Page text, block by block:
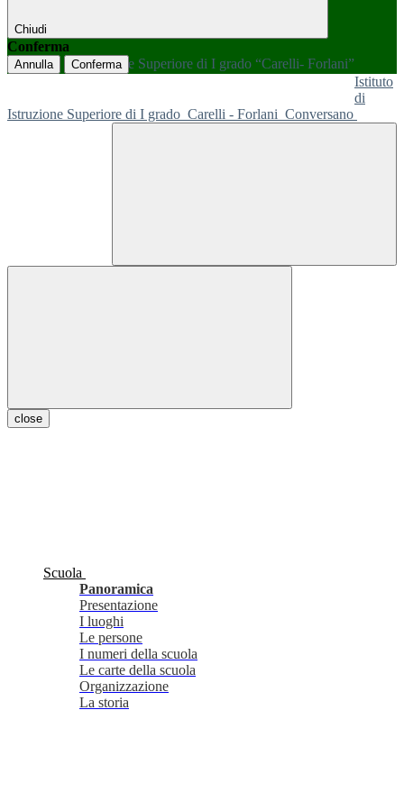
Chiudi
Conferma
Annulla Conferma
Istituto
di
Istruzione Superiore di I grado Carelli - Forlani Conversano
close
Scuola
Panoramica
Presentazione
I luoghi
Le persone
I numeri della scuola
Le carte della scuola
Organizzazione
La storia